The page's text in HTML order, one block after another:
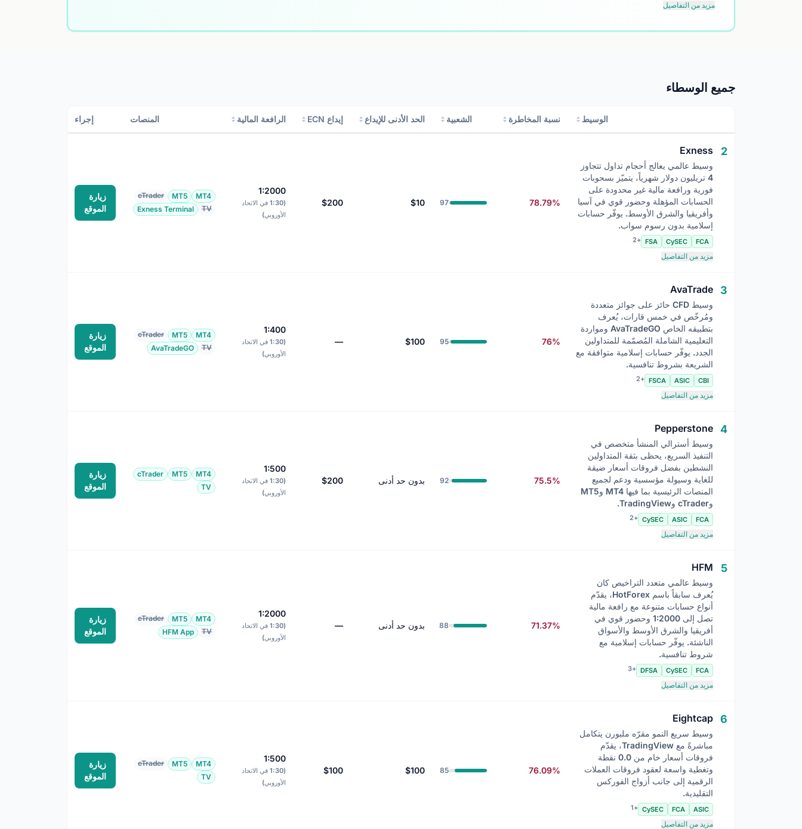
مزيد من التفاصيل
جميع الوسطاء
الوسيط نسبة المخاطرة الشعبية الحد الأدنى للإيداع إيداع ECN الرافعة المالية المنصات إجراء
2
Exness
وسيط عالمي يعالج أحجام تداول تتجاوز
4 تريليون دولار شهرياً، يتميّز بسحوبات
فورية ورافعة مالية غير محدودة على
الحسابات المؤهلة وحضور قوي في آسيا
وأفريقيا والشرق الأوسط. يوفّر حسابات
إسلامية بدون رسوم سواب.
FCA
CySEC
FSA
+2
مزيد من التفاصيل
78.79%
97
$10
$200
1:2000
(1:30 في الاتحاد
الأوروبي)
MT4
MT5
cTrader
TV
Exness Terminal
زيارة
الموقع
3
AvaTrade
وسيط CFD حائز على جوائز متعددة
ومُرخّص في خمس قارات، يُعرف
بتطبيقه الخاص AvaTradeGO ومواردة
التعليمية الشاملة المُصمّمة للمتداولين
الجدد. يوفّر حسابات إسلامية متوافقة مع
الشريعة بشروط تنافسية.
CBI
ASIC
FSCA
+2
مزيد من التفاصيل
76%
95
$100
—
1:400
(1:30 في الاتحاد
الأوروبي)
MT4
MT5
cTrader
TV
AvaTradeGO
زيارة
الموقع
4
Pepperstone
وسيط أسترالي المنشأ متخصص في
التنفيذ السريع، يحظى بثقة المتداولين
النشطين بفضل فروقات أسعار ضيقة
للغاية وسيولة مؤسسية ودعم لجميع
المنصات الرئيسية بما فيها MT4 وMT5
وcTrader وTradingView.
FCA
ASIC
CySEC
+2
مزيد من التفاصيل
75.5%
92 بدون حد أدنى $200
1:500
(1:30 في الاتحاد
الأوروبي)
MT4
MT5
cTrader
TV
زيارة
الموقع
5
HFM
وسيط عالمي متعدد التراخيص كان
يُعرف سابقاً باسم HotForex، يقدّم
أنواع حسابات متنوعة مع رافعة مالية
تصل إلى 1:2000 وحضور قوي في
أفريقيا والشرق الأوسط والأسواق
الناشئة. يوفّر حسابات إسلامية مع
شروط تنافسية.
FCA
CySEC
DFSA
+3
مزيد من التفاصيل
71.37%
88 بدون حد أدنى —
1:2000
(1:30 في الاتحاد
الأوروبي)
MT4
MT5
cTrader
TV
HFM App
زيارة
الموقع
6
Eightcap
وسيط سريع النمو مقرّه ملبورن يتكامل
مباشرةً مع TradingView، يقدّم
فروقات أسعار خام من 0.0 نقطة
وتغطية واسعة لعقود فروقات العملات
الرقمية إلى جانب أزواج الفوركس
التقليدية.
ASIC
FCA
CySEC
+1
مزيد من التفاصيل
76.09%
85
$100
$100
1:500
(1:30 في الاتحاد
الأوروبي)
MT4
MT5
cTrader
TV
زيارة
الموقع